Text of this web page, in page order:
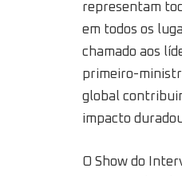
representam
em todos os
chamado aos
primeiro-
global
impacto
O Show do